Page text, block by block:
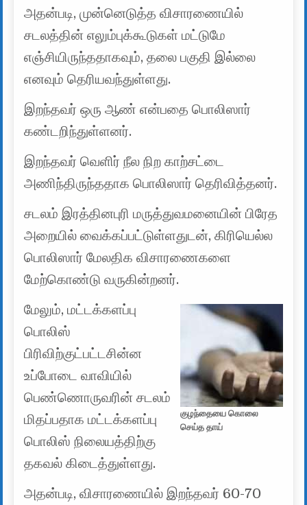
அதன்படி, முன்னெடுத்த விசாரணையில்
சடலத்தின் எலும்புக்கூடுகள் மட்டுமே
எஞ்சியிருந்ததாகவும், தலை பகுதி இல்லை
எனவும் தெரியவந்துள்ளது.
இறந்தவர் ஒரு ஆண் என்பதை பொலிஸார்
கண்டறிந்துள்ளனர்.
இறந்தவர் வெளிர் நீல நிற காற்சட்டை
அணிந்திருந்ததாக பொலிஸார் தெரிவித்தனர்.
சடலம் இரத்தினபுரி மருத்துவமனையின் பிரேத
அறையில் வைக்கப்பட்டுள்ளதுடன், கிரியெல்ல
பொலிஸார் மேலதிக விசாரணைகளை
மேற்கொண்டு வருகின்றனர்.
குழந்தையை கொலை
செய்த தாய்
மேலும், மட்டக்களப்பு
பொலிஸ்
பிரிவிற்குட்பட்டசின்ன
உப்போடை வாவியில்
பெண்ணொருவரின் சடலம்
மிதப்பதாக மட்டக்களப்பு
பொலிஸ் நிலையத்திற்கு
தகவல் கிடைத்துள்ளது.
அதன்படி, விசாரணையில் இறந்தவர் 60-70